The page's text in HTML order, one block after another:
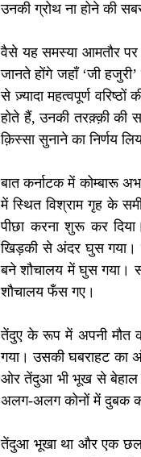
उनकी ग्रोथ ना होने की
वैसे यह समस्या आमतौर पर
जानते होंगे जहाँ ‘जी
से ज़्यादा महत्वपूर्ण
होते हैं, उनकी तरक़्क़ी की
क़िस्सा सुनाने का निर्णय
बात कर्नाटक में कोम्बारू
में स्थित विश्राम गृह के
पीछा करना शुरू कर
खिड़की से अंदर घुस गया।
बने शौचालय में घुस गया।
शौचालय फँस गए।
तेंदुए के रूप में अपनी मौत
गया। उसकी घबराहट का
ओर तेंदुआ भी भूख से बेहाल
अलग-अलग कोनों में दुबक
तेंदुआ भूखा था और एक